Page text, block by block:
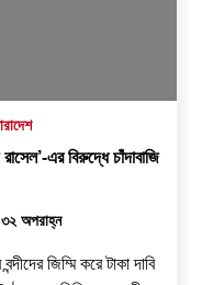
রাসেল’-এর বিরুদ্ধে চাঁদাবাজি
অপরাহ্ন
জিম্মি করে টাকা দাবি